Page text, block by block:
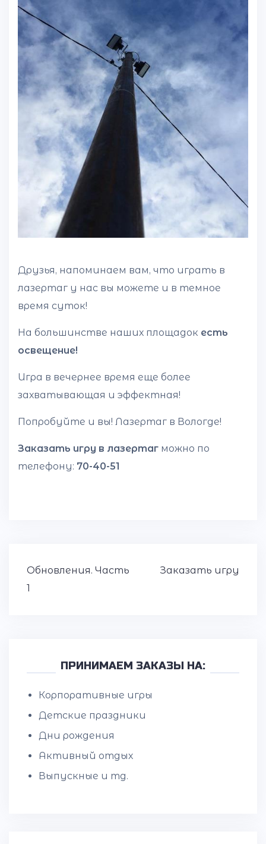
Друзья, напоминаем вам, что играть в
лазертаг у нас вы можете и в темное
время суток!
На большинстве наших площадок есть
освещение!
Игра в вечернее время еще более
захватывающая и эффектная!
Попробуйте и вы! Лазертаг в Вологде!
Заказать игру в лазертаг можно по
телефону: 70-40-51
Навигация
по
Обновления. Часть
1
Заказать игру
ПРИНИМАЕМ ЗАКАЗЫ НА:
Корпоративные игры
Детские праздники
Дни рождения
Активный отдых
Выпускные и тд.